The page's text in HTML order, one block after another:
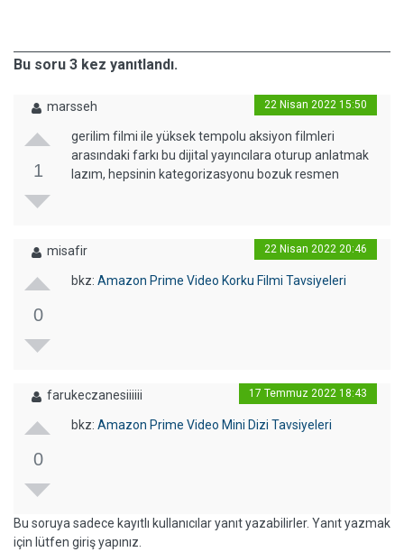
Bu soru 3 kez yanıtlandı.
marsseh 22 Nisan 2022 15:50
1
gerilim filmi ile yüksek tempolu aksiyon filmleri
arasındaki farkı bu dijital yayıncılara oturup anlatmak
lazım, hepsinin kategorizasyonu bozuk resmen
misafir 22 Nisan 2022 20:46
0
bkz: Amazon Prime Video Korku Filmi Tavsiyeleri
farukeczanesiiiiii 17 Temmuz 2022 18:43
0
bkz: Amazon Prime Video Mini Dizi Tavsiyeleri
Bu soruya sadece kayıtlı kullanıcılar yanıt yazabilirler. Yanıt yazmak
için lütfen giriş yapınız.